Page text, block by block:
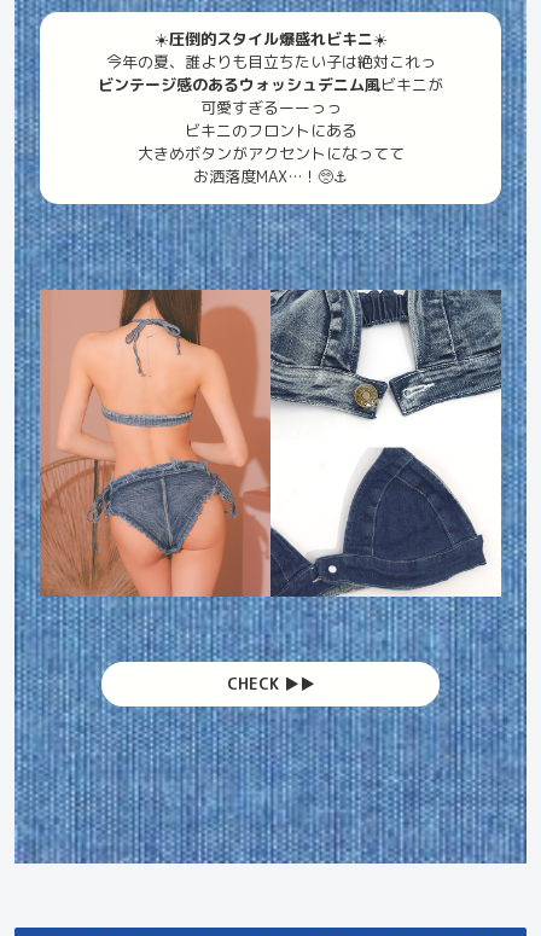
☀️圧倒的スタイル爆盛れビキニ☀️
今年の夏、誰よりも目立ちたい子は絶対これっ
ビンテージ感のあるウォッシュデニム風ビキニが
可愛すぎるーーっっ
ビキニのフロントにある
大きめボタンがアクセントになってて
お洒落度MAX…！🥺⚓️
CHECK ▶︎▶︎